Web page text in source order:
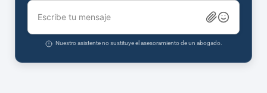
Escribe tu mensaje
Nuestro asistente no sustituye el asesoramiento de un abogado.